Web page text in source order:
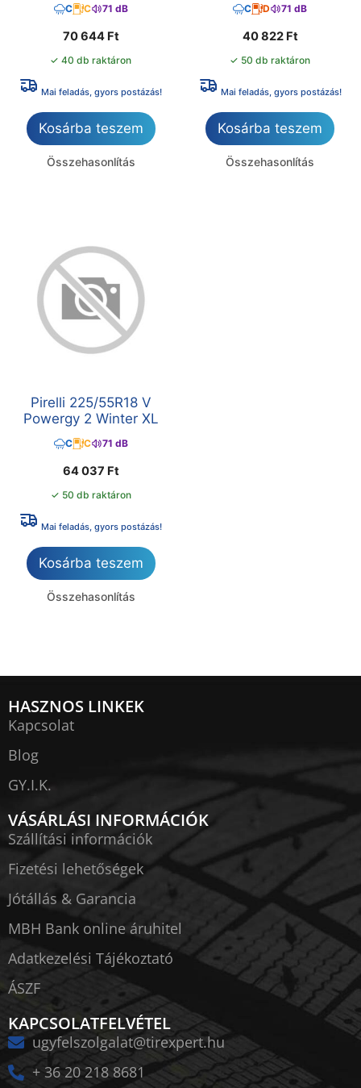
C C 71 dB
70 644 Ft
✓ 40 db raktáron
Mai feladás, gyors postázás!
Kosárba teszem
Összehasonlítás
C D 71 dB
40 822 Ft
✓ 50 db raktáron
Mai feladás, gyors postázás!
Kosárba teszem
Összehasonlítás
Pirelli 225/55R18 V
Powergy 2 Winter XL
C C 71 dB
64 037 Ft
✓ 50 db raktáron
Mai feladás, gyors postázás!
Kosárba teszem
Összehasonlítás
HASZNOS LINKEK
Kapcsolat
Blog
GY.I.K.
VÁSÁRLÁSI INFORMÁCIÓK
Szállítási információk
Fizetési lehetőségek
Jótállás & Garancia
MBH Bank online áruhitel
Adatkezelési Tájékoztató
ÁSZF
KAPCSOLATFELVÉTEL
ugyfelszolgalat@tirexpert.hu
+ 36 20 218 8681